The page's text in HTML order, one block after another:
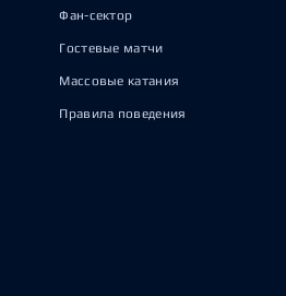
Фан-сектор
Гостевые матчи
Массовые катания
Правила поведения